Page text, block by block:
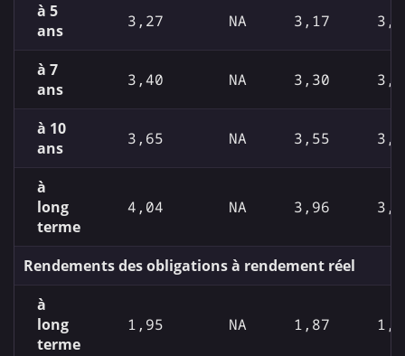
à 5
ans
3,27 NA 3,17
à 7
ans
3,40 NA 3,30
à 10
ans
3,65 NA 3,55
à
long
terme
4,04 NA 3,96
Rendements des obligations à rendement réel
à
long
terme
1,95 NA 1,87